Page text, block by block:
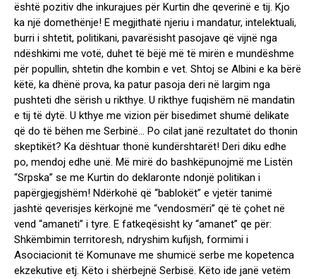
është pozitiv dhe inkurajues për Kurtin dhe qeverinë e tij. Kjo
ka një domethënje! E megjithatë njeriu i mandatur, intelektuali,
burri i shtetit, politikani, pavarësisht pasojave që vijnë nga
ndëshkimi me votë, duhet të bëjë më të mirën e mundëshme
për popullin, shtetin dhe kombin e vet. Shtoj se Albini e ka bërë
këtë, ka dhënë prova, ka patur pasoja deri në largim nga
pushteti dhe sërish u rikthye. U rikthye fuqishëm në mandatin
e tij të dytë. U kthye me vizion për bisedimet shumë delikate
që do të bëhen me Serbinë… Po cilat janë rezultatet do thonin
skeptikët? Ka dështuar thonë kundërshtarët! Deri diku edhe
po, mendoj edhe unë. Më mirë do bashkëpunojmë me Listën
“Srpska” se me Kurtin do deklaronte ndonjë politikan i
papërgjegjshëm! Ndërkohë që “bablokët” e vjetër tanimë
jashtë qeverisjes kërkojnë me “vendosmëri” që të çohet në
vend “amaneti” i tyre. E fatkeqësisht ky “amanet” qe për:
Shkëmbimin territoresh, ndryshim kufijsh, formimi i
Asociacionit të Komunave me shumicë serbe me kopetenca
ekzekutive etj. Këto i shërbejnë Serbisë. Këto ide janë vetëm